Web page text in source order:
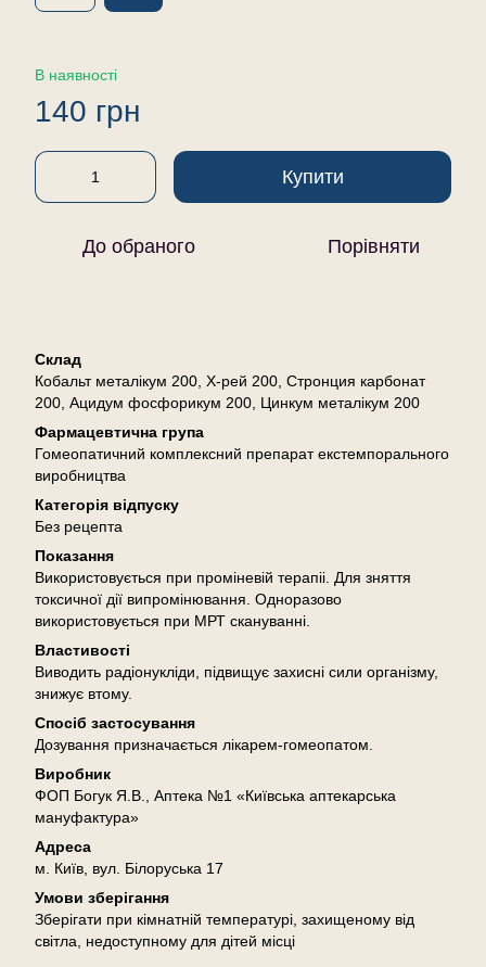
В наявності
140 грн
Купити
До обраного Порівняти
Склад
Кобальт металікум 200, Х-рей 200, Стронция карбонат
200, Ацидум фосфорикум 200, Цинкум металікум 200
Фармацевтична група
Гомеопатичний комплексний препарат екстемпорального
виробництва
Категорія відпуску
Без рецепта
Показання
Використовується при проміневій терапіі. Для зняття
токсичної дії випромінювання. Одноразово
використовується при МРТ скануванні.
Властивості
Виводить радіонукліди, підвищує захисні сили організму,
знижує втому.
Спосіб застосування
Дозування призначається лікарем-гомеопатом.
Виробник
ФОП Богук Я.В., Аптека №1 «Київська аптекарська
мануфактура»
Адреса
м. Київ, вул. Білоруська 17
Умови зберігання
Зберігати при кімнатній температурі, захищеному від
світла, недоступному для дітей місці